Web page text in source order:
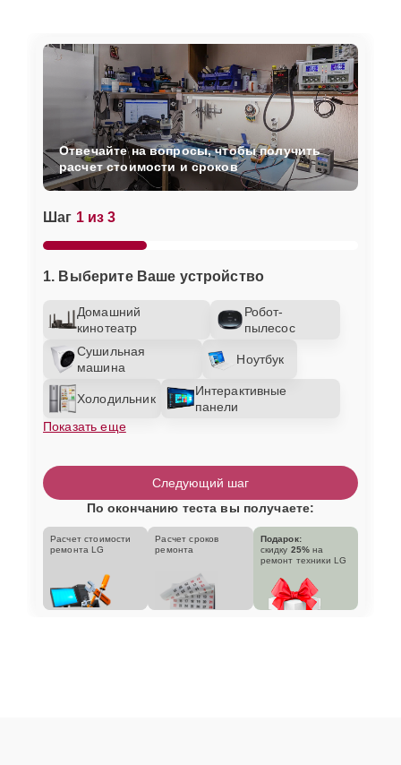
Шаг 1 из 3
1. Выберите Ваше устройство
Домашний
кинотеатр
Робот-
пылесос
Сушильная
машина
Ноутбук
Холодильник
Интерактивные
панели
Показать еще
Отвечайте на вопросы, чтобы получить
расчет стоимости и сроков
Следующий шаг
По окончанию теста вы получаете:
Расчет стоимости
ремонта LG
Расчет сроков
ремонта
Подарок:
скидку 25% на
ремонт техники LG